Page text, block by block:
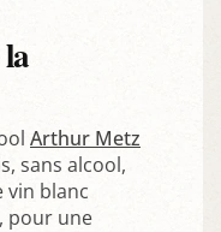
Arthur Metz
sans alcool,
vin blanc
pour une